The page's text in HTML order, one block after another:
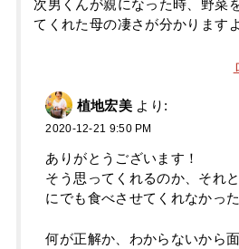
次男くんが親になった時、野菜
てくれた母の凄さが分かります
植地宏美 より:
2020-12-21 9:50 PM
ありがとうございます！
そう思ってくれるのか、それ
にでも食べさせてくれなかっ
何が正解か、わからないから